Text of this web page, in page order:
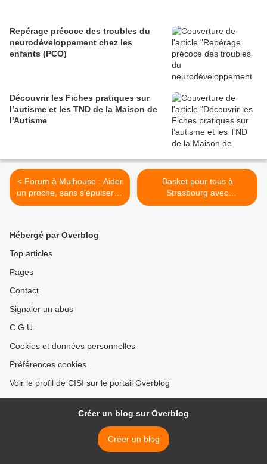
Repérage précoce des troubles du
neurodéveloppement chez les
enfants (PCO)
Découvrir les Fiches pratiques sur
l’autisme et les TND de la Maison de
l'Autisme
< Forum à Mulhouse : Aider
un proche, sans s’épuiser le
8 nov. 2022 à Mulhouse
Basket pour tous à
Strasbourg avec
l'association JSK >
Hébergé par Overblog
Top articles
Pages
Contact
Signaler un abus
C.G.U.
Cookies et données personnelles
Préférences cookies
Voir le profil de CISI sur le portail Overblog
Créer un blog sur Overblog
Créer un blog